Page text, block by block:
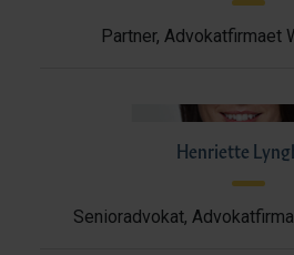
Partner, Advokatfirmaet
Henriette
Senioradvokat,